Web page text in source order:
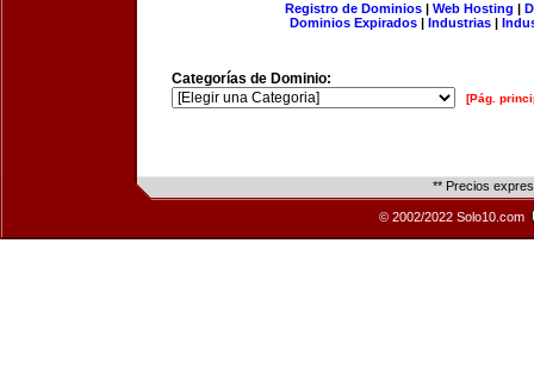
Registro de Dominios| Web Hosting |
Dominios Expirados | Industrias |
Categorías de Dominio:
[Pág.
** Precios
© 2002/2022 Solo10.com